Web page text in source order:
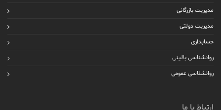
مدیریت بازرگانی
مدیریت دولتی
حسابداری
روانشناسی بالینی
روانشناسی عمومی
ارتباط با ما